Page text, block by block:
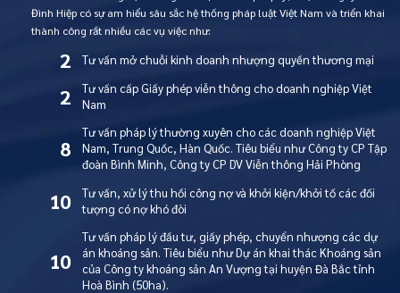
Đình Hiệp có sự am hiểu sâu sắc hệ thống pháp luật Việt Nam và triển khai
thành công rất nhiều các vụ việc như:
2 Tư vấn mở chuỗi kinh doanh nhượng quyền thương mại
2
Tư vấn cấp Giấy phép viễn thông cho doanh nghiệp Việt
Nam
8
Tư vấn pháp lý thường xuyên cho các doanh nghiệp Việt
Nam, Trung Quốc, Hàn Quốc. Tiêu biểu như Công ty CP Tập
đoàn Bình Minh, Công ty CP DV Viễn thông Hải Phòng
10
Tư vấn, xử lý thu hồi công nợ và khởi kiện/khởi tố các đối
tượng có nợ khó đòi
10
Tư vấn pháp lý đầu tư, giấy phép, chuyển nhượng các dự
án khoáng sản. Tiêu biểu như Dự án khai thác Khoáng sản
của Công ty khoáng sản An Vượng tại huyện Đà Bắc tỉnh
Hoà Bình (50ha).